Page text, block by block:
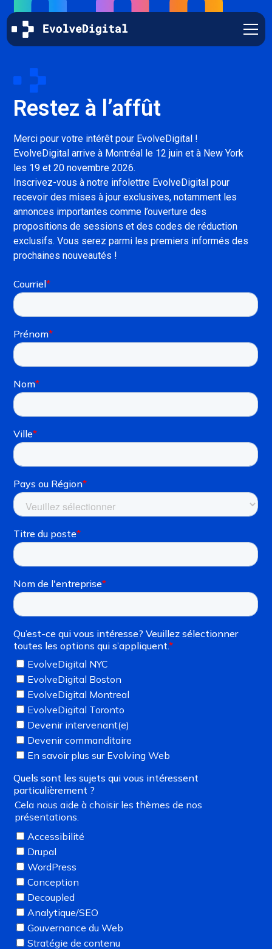
Restez à l’affût
Merci pour votre intérêt pour EvolveDigital !
EvolveDigital arrive à Montréal le 12 juin et à New York
les 19 et 20 novembre 2026.
Inscrivez-vous à notre infolettre EvolveDigital pour
recevoir des mises à jour exclusives, notamment les
annonces importantes comme l’ouverture des
propositions de sessions et des codes de réduction
exclusifs. Vous serez parmi les premiers informés des
prochaines nouveautés !